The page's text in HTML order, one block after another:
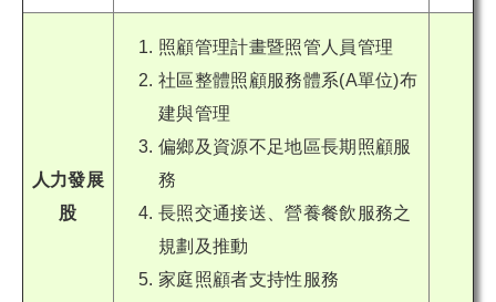
人力發展
股
照顧管理計畫暨照管人員管理
社區整體照顧服務體系(A單位)布
建與管理
偏鄉及資源不足地區長期照顧服
務
長照交通接送、營養餐飲服務之
規劃及推動
家庭照顧者支持性服務